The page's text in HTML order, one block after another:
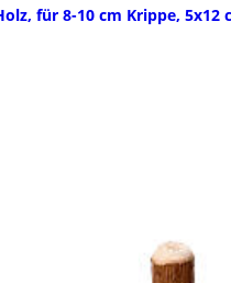
für 8-10 cm Krippe, 5x12